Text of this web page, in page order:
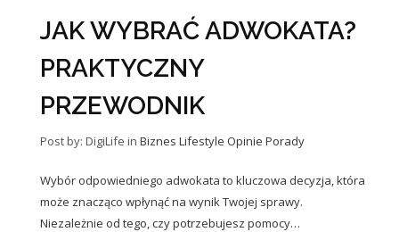
JAK WYBRAĆ ADWOKATA?
PRAKTYCZNY
PRZEWODNIK
Post by: DigiLife in Biznes Lifestyle Opinie Porady
Wybór odpowiedniego adwokata to kluczowa decyzja, która
może znacząco wpłynąć na wynik Twojej sprawy.
Niezależnie od tego, czy potrzebujesz pomocy…